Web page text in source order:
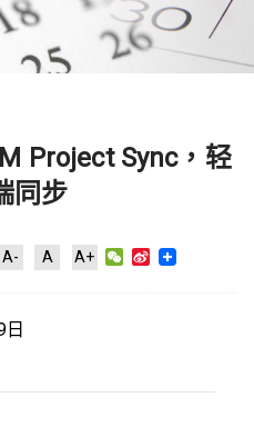
Project Sync，轻
同步
A- A A+ WeChat
Sina